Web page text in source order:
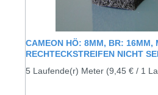
CAMEON HÖ: 8MM, BR: 16MM,
RECHTECKSTREIFEN NICHT
5 Laufende(r) Meter (9,45 € / 1